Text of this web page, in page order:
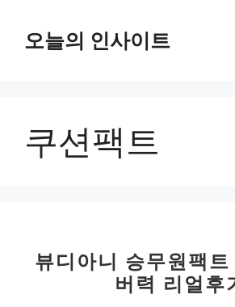
오늘의 인사이트
쿠션팩트
뷰디아니 승무원팩트
버력 리얼후